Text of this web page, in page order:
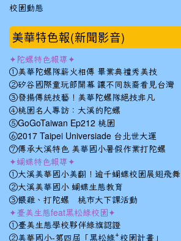
校園動態
美華特色報(新聞影音)
✦陀螺特色報導✦
①美華陀螺隊薪火相傳 畢業典禮秀美技
②矽谷國際童玩節開幕 讓不同族裔看見台灣
③發揚傳統技藝！美華陀螺隊絕技非凡
④桃園名人專訪：大溪的陀螺
⑤GoGoTaiwan Ep212 桃園
⑥2017 Taipei Universiade 台北世大運
⑦傳承大溪特色 美華國小暑假作業打陀螺
✦蝴蝶特色報導✦
①大溪美華國小美翻！逾千蝴蝶校園展翅飛舞
②大溪美華國小 蝴蝶生態教育
③餵雞、打陀螺 桃市大下課活動
✦臺美生態feat黑松綠校園✦
①臺美生態學校夥伴綠旗認證
②美華國小-第四屆「黑松綠⁺校園計畫」